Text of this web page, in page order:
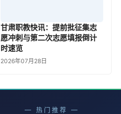
甘肃职教快讯：提前批征集志
愿冲刺与第二次志愿填报倒计
时速览
2026年07月28日
— 热门推荐 —